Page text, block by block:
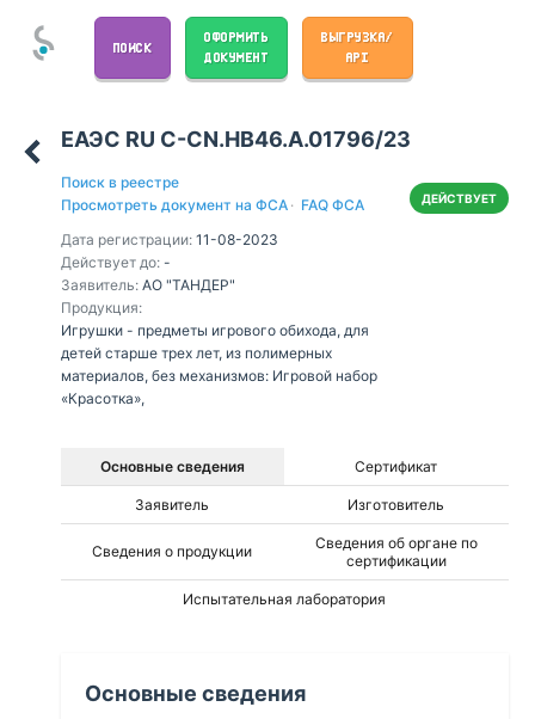
ПОИСК
ОФОРМИТЬ
ДОКУМЕНТ
ВЫГРУЗКА/
API
ЕАЭС RU С-CN.НВ46.А.01796/23
Поиск в реестре
Просмотреть документ на ФСА · FAQ ФСА
Дата регистрации: 11-08-2023
Действует до: -
Заявитель: АО "ТАНДЕР"
Продукция:
Игрушки - предметы игрового обихода, для
детей старше трех лет, из полимерных
материалов, без механизмов: Игровой набор
«Красотка»,
ДЕЙСТВУЕТ
Основные сведения Сертификат
Заявитель Изготовитель
Сведения о продукции
Сведения об органе по
сертификации
Испытательная лаборатория
Основные сведения